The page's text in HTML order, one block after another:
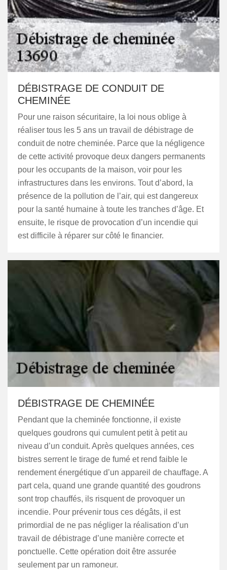
DÉBISTRAGE DE CONDUIT DE
CHEMINÉE
Pour une raison sécuritaire, la loi nous oblige à
réaliser tous les 5 ans un travail de débistrage de
conduit de notre cheminée. Parce que la négligence
de cette activité provoque deux dangers permanents
pour les occupants de la maison, voir pour les
infrastructures dans les environs. Tout d’abord, la
présence de la pollution de l’air, qui est dangereux
pour la santé humaine à toute les tranches d’âge. Et
ensuite, le risque de provocation d’un incendie qui
est difficile à réparer sur côté le financier.
DÉBISTRAGE DE CHEMINÉE
Pendant que la cheminée fonctionne, il existe
quelques goudrons qui cumulent petit à petit au
niveau d’un conduit. Après quelques années, ces
bistres serrent le tirage de fumé et rend faible le
rendement énergétique d’un appareil de chauffage. A
part cela, quand une grande quantité des goudrons
sont trop chauffés, ils risquent de provoquer un
incendie. Pour prévenir tous ces dégâts, il est
primordial de ne pas négliger la réalisation d’un
travail de débistrage d’une manière correcte et
ponctuelle. Cette opération doit être assurée
seulement par un ramoneur.